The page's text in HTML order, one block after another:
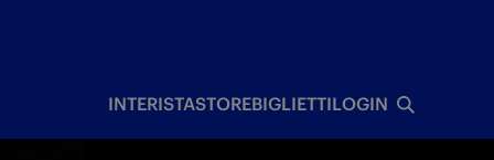
INTERISTASTOREBIGLIETTILOGIN